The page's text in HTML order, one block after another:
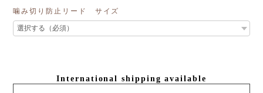
噛み切り防止リード サイズ
International shipping available